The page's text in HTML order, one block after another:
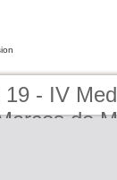
19 - IV
de